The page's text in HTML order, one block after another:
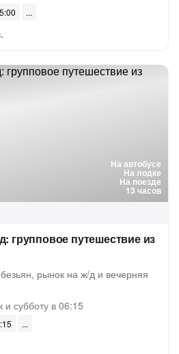
На автобусе
На лодке
На поезде
13 часов
групповое путешествие из
рынок на ж/д и вечерняя
и субботу в 06:15